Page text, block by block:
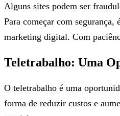
Alguns sites podem ser
Para começar com
marketing digital. Com
Teletrabalho: Uma
O teletrabalho é uma
forma de reduzir custos e